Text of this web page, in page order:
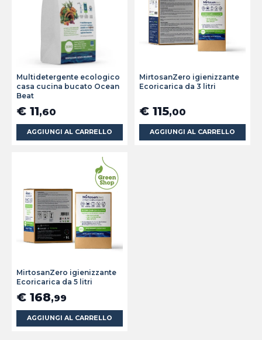
Multidetergente ecologico
casa cucina bucato Ocean
Beat
€ 11,60
AGGIUNGI AL CARRELLO
MirtosanZero igienizzante
Ecoricarica da 3 litri
€ 115,00
AGGIUNGI AL CARRELLO
MirtosanZero igienizzante
Ecoricarica da 5 litri
€ 168,99
AGGIUNGI AL CARRELLO